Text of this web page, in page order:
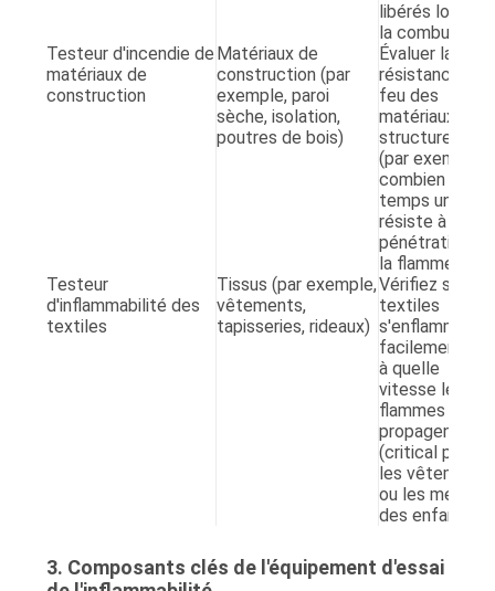
libérés lors de
la combustion.
Testeur d'incendie de
matériaux de
construction
Matériaux de
construction (par
exemple, paroi
sèche, isolation,
poutres de bois)
Évaluer la
résistance au
feu des
matériaux
structurels
(par exemple,
combien de
temps un mur
résiste à la
pénétration de
la flamme).
Testeur
d'inflammabilité des
textiles
Tissus (par exemple,
vêtements,
tapisseries, rideaux)
Vérifiez si les
textiles
s'enflamment
facilement et
à quelle
vitesse les
flammes se
propagent
(critical pour
les vêtements
ou les meubles
des enfants).
3. Composants clés de l'équipement d'essai